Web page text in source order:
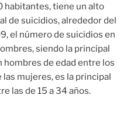
habitantes, tiene un alto
de suicidios, alrededor del
el número de suicidios en
siendo la principal
de edad entre los
las mujeres, es la principal
las de 15 a 34 años.